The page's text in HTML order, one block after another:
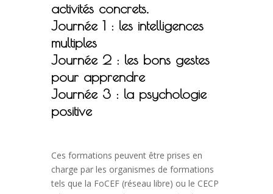
activités concrets.
Journée 1 : les intelligences
multiples
Journée 2 : les bons gestes
pour apprendre
Journée 3 : la psychologie
positive
Ces formations peuvent être prises en
charge par les organismes de formations
tels que la FoCEF (réseau libre) ou le CECP